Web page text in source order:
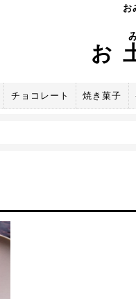
お
お
チョコレート 焼き菓子